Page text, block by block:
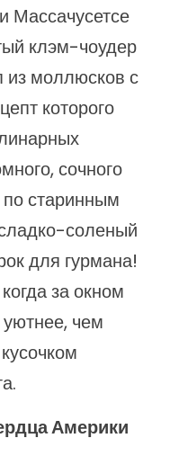
Массачусетсе
клэм-чоудер
из моллюсков с
которого
сочного
по старинным
соленый
для гурмана!
за окном
чем
Америки